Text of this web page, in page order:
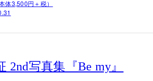
体3,500円＋税）
2nd写真集『Be my』